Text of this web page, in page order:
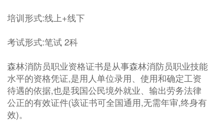
培训形式:线上+线下
考试形式:笔试 2科
森林消防员职业资格证书是从事森林消防员职业技能
水平的资格凭证,是用人单位录用、使用和确定工资
待遇的依据,也是我国公民境外就业、输出劳务法律
公正的有效证件(该证书可全国通用,无需年审,终身有
效)。